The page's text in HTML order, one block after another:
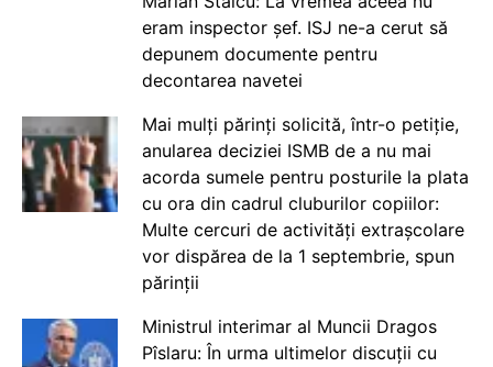
eram inspector șef. ISJ ne-a cerut să
depunem documente pentru
decontarea navetei
Mai mulți părinți solicită, într-o petiție,
anularea deciziei ISMB de a nu mai
acorda sumele pentru posturile la plata
cu ora din cadrul cluburilor copiilor:
Multe cercuri de activități extrașcolare
vor dispărea de la 1 septembrie, spun
părinții
Ministrul interimar al Muncii Dragos
Pîslaru: În urma ultimelor discuții cu